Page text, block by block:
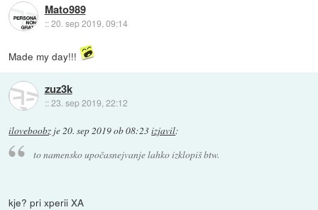
Mato989
::20. sep 2019, 09:14
Made my day!!!
zuz3k
::23. sep 2019, 22:12
iloveboobz je20. sep 2019 ob 08:23izjavil:
to namensko upočasnejvanje lahko izklopiš btw.
kje? pri xperii XA